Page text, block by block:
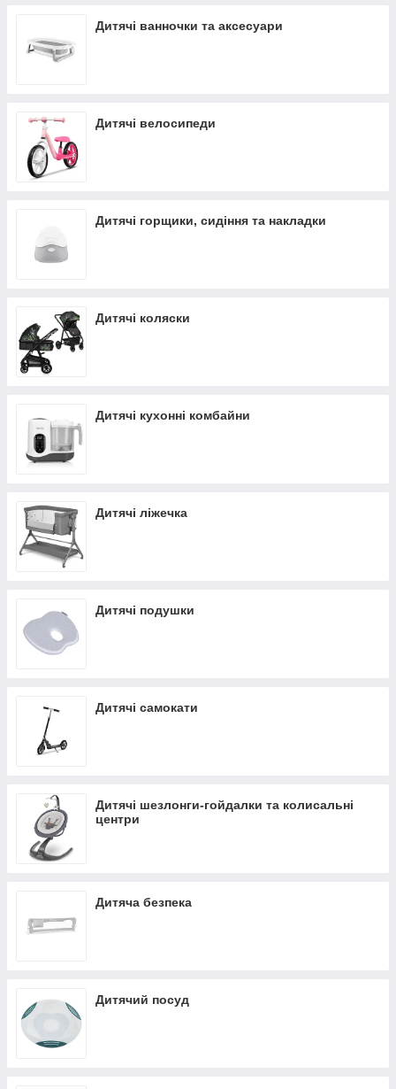
Дитячі ванночки та аксесуари
Дитячі велосипеди
Дитячі горщики, сидіння та накладки
Дитячі коляски
Дитячі кухонні комбайни
Дитячі ліжечка
Дитячі подушки
Дитячі самокати
Дитячі шезлонги-гойдалки та колисальні
центри
Дитяча безпека
Дитячий посуд